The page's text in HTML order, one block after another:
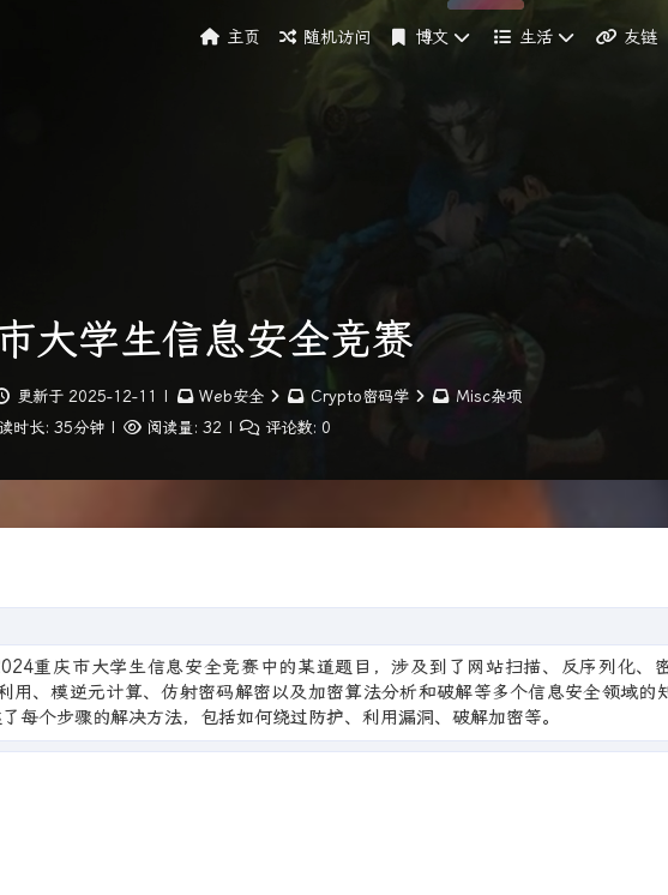
主页 随机访问 博文 生活 友链
大学生信息安全竞赛
更新于 2025-12-11 Web安全 Crypto密码学
Misc杂项
时长: 35分钟 阅读量: 32 评论数: 0
重庆市大学生信息安全竞赛中的某道题目，涉及到了网站扫描、反序列化、密
用、模逆元计算、仿射密码解密以及加密算法分析和破解等多个信息安全领域的
每个步骤的解决方法，包括如何绕过防护、利用漏洞、破解加密等。